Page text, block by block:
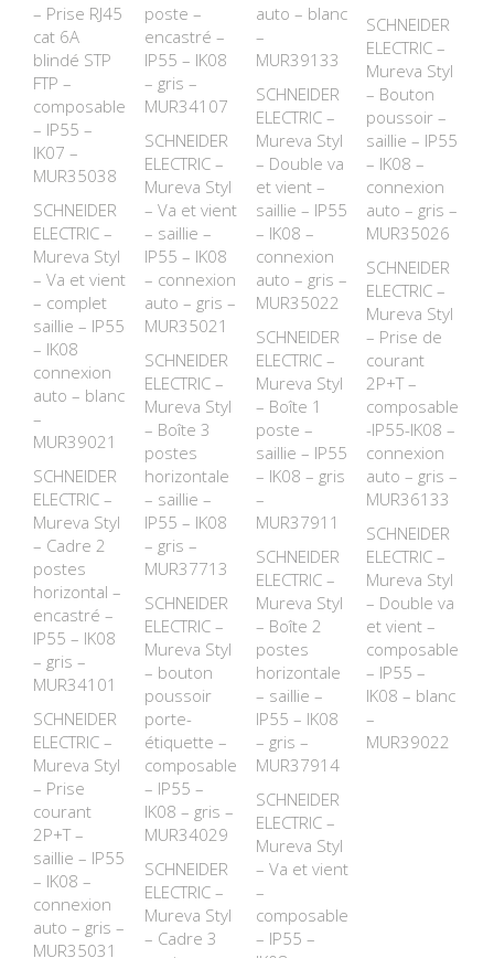
– Prise RJ45
cat 6A
blindé STP
FTP –
composable
– IP55 –
IK07 –
MUR35038
SCHNEIDER
ELECTRIC –
Mureva Styl
– Va et vient
– complet
saillie – IP55
– IK08
connexion
auto – blanc
–
MUR39021
SCHNEIDER
ELECTRIC –
Mureva Styl
– Cadre 2
postes
horizontal –
encastré –
IP55 – IK08
– gris –
MUR34101
SCHNEIDER
ELECTRIC –
Mureva Styl
– Prise
courant
2P+T –
saillie – IP55
– IK08 –
connexion
auto – gris –
MUR35031
poste –
encastré –
IP55 – IK08
– gris –
MUR34107
SCHNEIDER
ELECTRIC –
Mureva Styl
– Va et vient
– saillie –
IP55 – IK08
– connexion
auto – gris –
MUR35021
SCHNEIDER
ELECTRIC –
Mureva Styl
– Boîte 3
postes
horizontale
– saillie –
IP55 – IK08
– gris –
MUR37713
SCHNEIDER
ELECTRIC –
Mureva Styl
– bouton
poussoir
porte-
étiquette –
composable
– IP55 –
IK08 – gris –
MUR34029
SCHNEIDER
ELECTRIC –
Mureva Styl
– Cadre 3
auto – blanc
–
MUR39133
SCHNEIDER
ELECTRIC –
Mureva Styl
– Double va
et vient –
saillie – IP55
– IK08 –
connexion
auto – gris –
MUR35022
SCHNEIDER
ELECTRIC –
Mureva Styl
– Boîte 1
poste –
saillie – IP55
– IK08 – gris
–
MUR37911
SCHNEIDER
ELECTRIC –
Mureva Styl
– Boîte 2
postes
horizontale
– saillie –
IP55 – IK08
– gris –
MUR37914
SCHNEIDER
ELECTRIC –
Mureva Styl
– Va et vient
–
composable
– IP55 –
SCHNEIDER
ELECTRIC –
Mureva Styl
– Bouton
poussoir –
saillie – IP55
– IK08 –
connexion
auto – gris –
MUR35026
SCHNEIDER
ELECTRIC –
Mureva Styl
– Prise de
courant
2P+T –
composable
-IP55-IK08 –
connexion
auto – gris –
MUR36133
SCHNEIDER
ELECTRIC –
Mureva Styl
– Double va
et vient –
composable
– IP55 –
IK08 – blanc
–
MUR39022